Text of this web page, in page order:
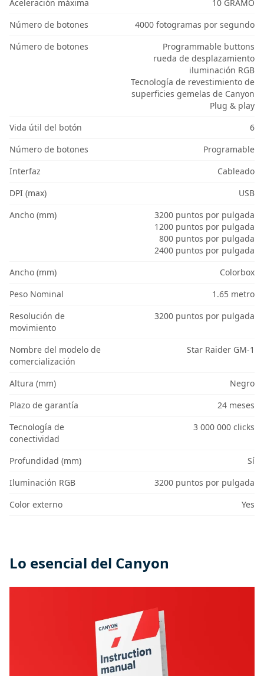
Aceleración máxima
10 GRAMO
Número de botones
4000 fotogramas por segundo
Número de botones
Programmable buttons
rueda de desplazamiento
iluminación RGB
Tecnología de revestimiento de
superficies gemelas de Canyon
Plug & play
Vida útil del botón
6
Número de botones
Programable
Interfaz
Cableado
DPI (max)
USB
Ancho (mm)
3200 puntos por pulgada
1200 puntos por pulgada
800 puntos por pulgada
2400 puntos por pulgada
Ancho (mm)
Colorbox
Peso Nominal
1.65 metro
Resolución de
movimiento
3200 puntos por pulgada
Nombre del modelo de
comercialización
Star Raider GM-1
Altura (mm)
Negro
Plazo de garantía
24 meses
Tecnología de
conectividad
3 000 000 clicks
Profundidad (mm)
Sí
Iluminación RGB
3200 puntos por pulgada
Color externo
Yes
Lo esencial del Canyon